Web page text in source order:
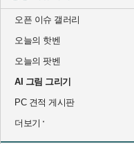
오픈 이슈 갤러리
오늘의 핫벤
오늘의 팟벤
AI 그림 그리기
PC 견적 게시판
더보기